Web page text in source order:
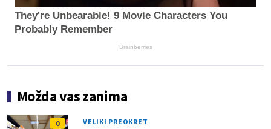
They're Unbearable! 9 Movie Characters You
Probably Remember
Brainberries
Možda vas zanima
0 VELIKI PREOKRET